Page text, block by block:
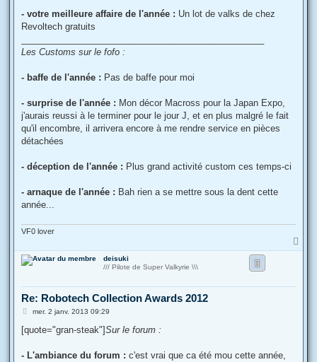
- votre meilleure affaire de l'année : Un lot de valks de chez
Revoltech gratuits
Les Customs sur le fofo :
- baffe de l'année : Pas de baffe pour moi
- surprise de l'année : Mon décor Macross pour la Japan Expo,
j'aurais reussi à le terminer pour le jour J, et en plus malgré le fait
qu'il encombre, il arrivera encore à me rendre service en pièces
détachées
- déception de l'année : Plus grand activité custom ces temps-ci
- arnaque de l'année : Bah rien a se mettre sous la dent cette
année...
VF0 lover
a
deisuki
/// Pilote de Super Valkyrie \\\
Re: Robotech Collection Awards 2012
M
s
g
mer. 2 janv. 2013 09:29
[quote="gran-steak"]Sur le forum :
- L'ambiance du forum : c'est vrai que ca été mou cette année,